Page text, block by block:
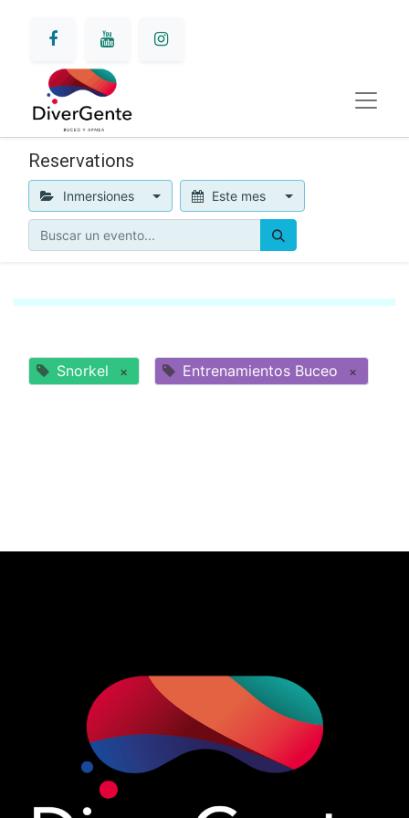
Reservations
Inmersiones Este mes
Snorkel × Entrenamientos Buceo ×